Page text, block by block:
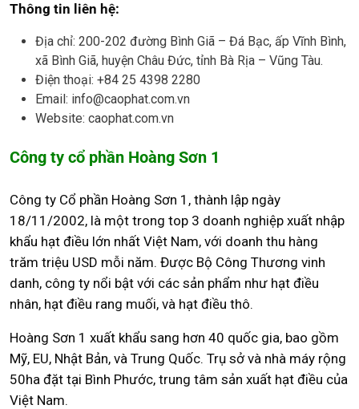
Thông tin liên hệ:
Địa chỉ: 200-202 đường Bình Giã – Đá Bạc, ấp Vĩnh Bình,
xã Bình Giã, huyện Châu Đức, tỉnh Bà Rịa – Vũng Tàu.
Điện thoại: +84 25 4398 2280
Email: info@caophat.com.vn
Website: caophat.com.vn
Công ty cổ phần Hoàng Sơn 1
Công ty Cổ phần Hoàng Sơn 1, thành lập ngày
18/11/2002, là một trong top 3 doanh nghiệp xuất nhập
khẩu hạt điều lớn nhất Việt Nam, với doanh thu hàng
trăm triệu USD mỗi năm. Được Bộ Công Thương vinh
danh, công ty nổi bật với các sản phẩm như hạt điều
nhân, hạt điều rang muối, và hạt điều thô.
Hoàng Sơn 1 xuất khẩu sang hơn 40 quốc gia, bao gồm
Mỹ, EU, Nhật Bản, và Trung Quốc. Trụ sở và nhà máy rộng
50ha đặt tại Bình Phước, trung tâm sản xuất hạt điều của
Việt Nam.